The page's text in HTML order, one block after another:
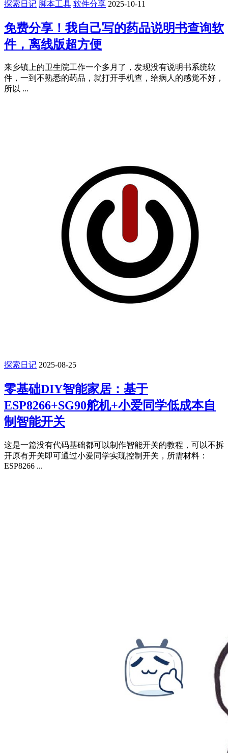
探索日记 脚本工具 软件分享 2025-10-11
免费分享！我自己写的药品说明书查询软
件，离线版超方便
来乡镇上的卫生院工作一个多月了，发现没有说明书系统软
件，一到不熟悉的药品，就打开手机查，给病人的感觉不好，
所以 ...
探索日记 2025-08-25
零基础DIY智能家居：基于
ESP8266+SG90舵机+小爱同学低成本自
制智能开关
这是一篇没有代码基础都可以制作智能开关的教程，可以不拆
开原有开关即可通过小爱同学实现控制开关，所需材料：
ESP8266 ...